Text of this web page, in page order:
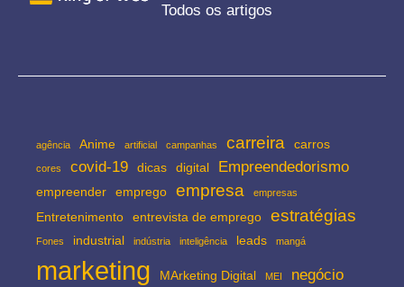
Todos os artigos
agência Anime artificial campanhas carreira carros
cores covid-19 dicas digital Empreendedorismo
empreender emprego empresa empresas
Entretenimento entrevista de emprego estratégias
Fones industrial indústria inteligência leads mangá
marketing MArketing Digital MEI negócio